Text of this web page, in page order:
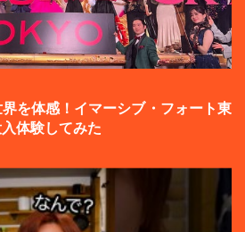
を体感！イマーシブ・フォート東
体験してみた